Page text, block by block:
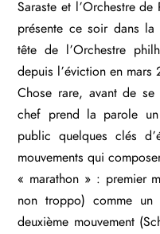
Saraste et l’Orchestre
présente ce soir dans
tête de l’Orchestre
depuis l’éviction en mars
Chose rare, avant de se
chef prend la parole
public quelques clés
mouvements qui
« marathon » : premier
non troppo) comme
deuxième mouvement